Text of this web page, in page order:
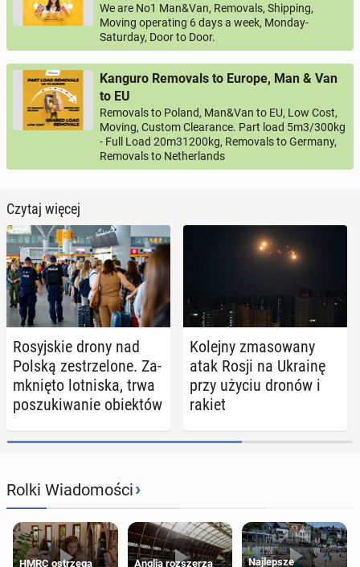
We are No1 Man&Van, Removals, Shipping,
Moving operating 6 days a week, Monday-
Saturday, Door to Door.
Kanguro Removals to Europe, Man & Van
to EU
Removals to Poland, Man&Van to EU, Low Cost,
Moving, Custom Clearance. Part load 5m3/300kg
- Full Load 20m31200kg, Removals to Germany,
Removals to Netherlands
Czytaj więcej
Ro­syj­skie drony nad
Polską ze­strze­lo­ne. Za­
mknię­to lot­ni­ska, trwa
po­szu­ki­wa­nie obiek­tów
Kolejny zma­so­wa­ny
atak Rosji na Ukrainę
przy użyciu dronów i
rakiet
Rolki Wiadomości›
HMRC ostrzega Anglia rozszerza Najlepsze